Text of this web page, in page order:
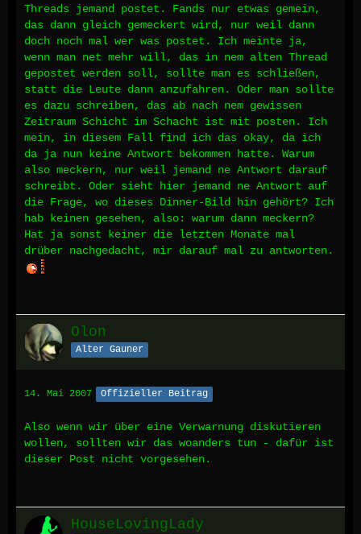
Threads jemand postet. Fands nur etwas gemein,
das dann gleich gemeckert wird, nur weil dann
doch noch mal wer was postet. Ich meinte ja,
wenn man net mehr will, das in nem alten Thread
gepostet werden soll, sollte man es schließen,
statt die Leute dann anzufahren. Oder man sollte
es dazu schreiben, das ab nach nem gewissen
Zeitraum Schicht im Schacht ist mit posten. Ich
mein, in diesem Fall find ich das okay, da ich
da ja nun keine Antwort bekommen hatte. Warum
also meckern, nur weil jemand ne Antwort darauf
schreibt. Oder sieht hier jemand ne Antwort auf
die Frage, wo dieses Dinner-Bild hin gehört? Ich
hab keinen gesehen, also: warum dann meckern?
Hat ja sonst keiner die letzten Monate mal
drüber nachgedacht, mir darauf mal zu antworten.
Olon
Alter Gauner
14. Mai 2007 Offizieller Beitrag
Also wenn wir über eine Verwarnung diskutieren
wollen, sollten wir das woanders tun - dafür ist
dieser Post nicht vorgesehen.
HouseLovingLady